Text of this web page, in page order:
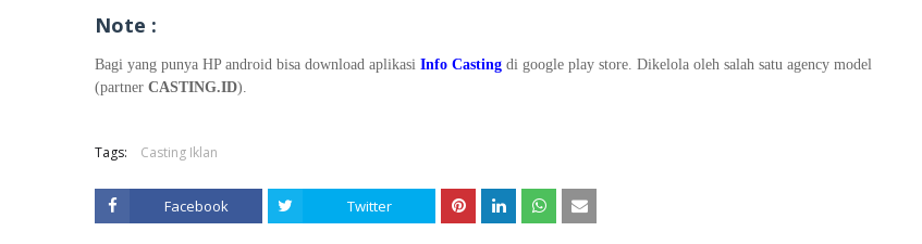
Note :
Bagi yang punya HP android bisa download aplikasi Info Casting di google play store. Dikelola oleh salah satu agency model
(partner CASTING.ID).
Tags: Casting Iklan
Facebook Twitter